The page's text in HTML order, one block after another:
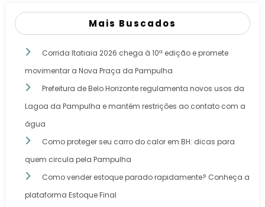
Mais Buscados
Corrida Itatiaia 2026 chega à 10ª edição e promete
movimentar a Nova Praça da Pampulha
Prefeitura de Belo Horizonte regulamenta novos usos da
Lagoa da Pampulha e mantém restrições ao contato com a
água
Como proteger seu carro do calor em BH: dicas para
quem circula pela Pampulha
Como vender estoque parado rapidamente? Conheça a
plataforma Estoque Final